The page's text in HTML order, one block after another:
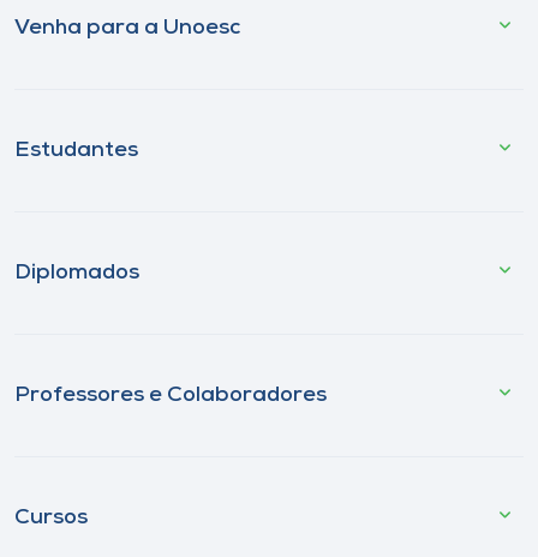
Venha para a Unoesc
Estudantes
Diplomados
Professores e Colaboradores
Cursos